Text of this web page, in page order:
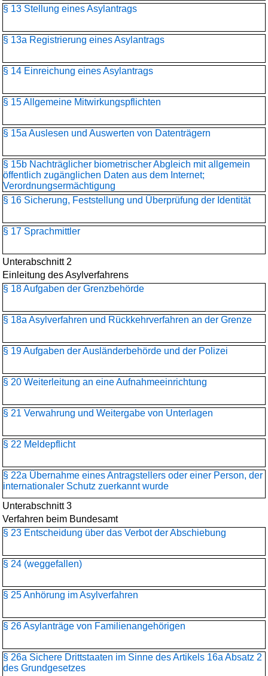
§ 13 Stellung eines Asylantrags
§ 13a Registrierung eines Asylantrags
§ 14 Einreichung eines Asylantrags
§ 15 Allgemeine Mitwirkungspflichten
§ 15a Auslesen und Auswerten von Datenträgern
§ 15b Nachträglicher biometrischer Abgleich mit allgemein
öffentlich zugänglichen Daten aus dem Internet;
Verordnungsermächtigung
§ 16 Sicherung, Feststellung und Überprüfung der Identität
§ 17 Sprachmittler
Unterabschnitt 2
Einleitung des Asylverfahrens
§ 18 Aufgaben der Grenzbehörde
§ 18a Asylverfahren und Rückkehrverfahren an der Grenze
§ 19 Aufgaben der Ausländerbehörde und der Polizei
§ 20 Weiterleitung an eine Aufnahmeeinrichtung
§ 21 Verwahrung und Weitergabe von Unterlagen
§ 22 Meldepflicht
§ 22a Übernahme eines Antragstellers oder einer Person, der
internationaler Schutz zuerkannt wurde
Unterabschnitt 3
Verfahren beim Bundesamt
§ 23 Entscheidung über das Verbot der Abschiebung
§ 24 (weggefallen)
§ 25 Anhörung im Asylverfahren
§ 26 Asylanträge von Familienangehörigen
§ 26a Sichere Drittstaaten im Sinne des Artikels 16a Absatz 2
des Grundgesetzes